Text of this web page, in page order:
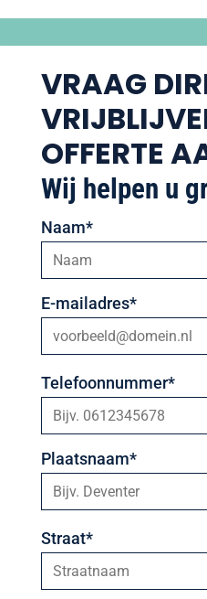
VRAAG
OFFERTE
Wij helpen u
Naam*
E-mailadres*
Telefoonnummer*
Plaatsnaam*
Straat*